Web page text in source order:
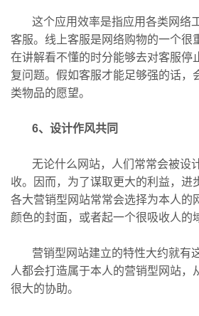
这个应用效率是指应用各类网络
客服。线上客服是网络购物的一个很
在讲解看不懂的时分能够去对客服停
复问题。假如客服才能足够强的话，
类物品的愿望。
6、设计作风共同
无论什么网站，人们常常会被设
收。因而，为了谋取更大的利益，进
各大营销型网站常常会选择为本人的
颜色的封面，或者起一个很吸收人的
营销型网站建立的特性大约就有
人都会打造属于本人的营销型网站，
很大的协助。